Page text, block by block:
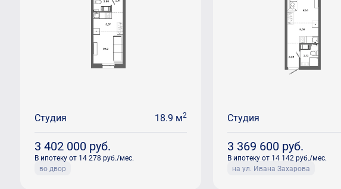
Студия 18.9 м2
3 402 000 руб.
В ипотеку от 14 278 руб./мес.
во двор
Студия
3 369 600 руб.
В ипотеку от 14 142 руб./мес.
на ул. Ивана Захарова